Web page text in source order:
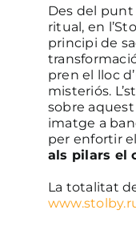
Des del
ritual, en
principi de
pren el lloc
misteriós.
sobre
imatge a
per enfortir
als pilars el
La totalitat